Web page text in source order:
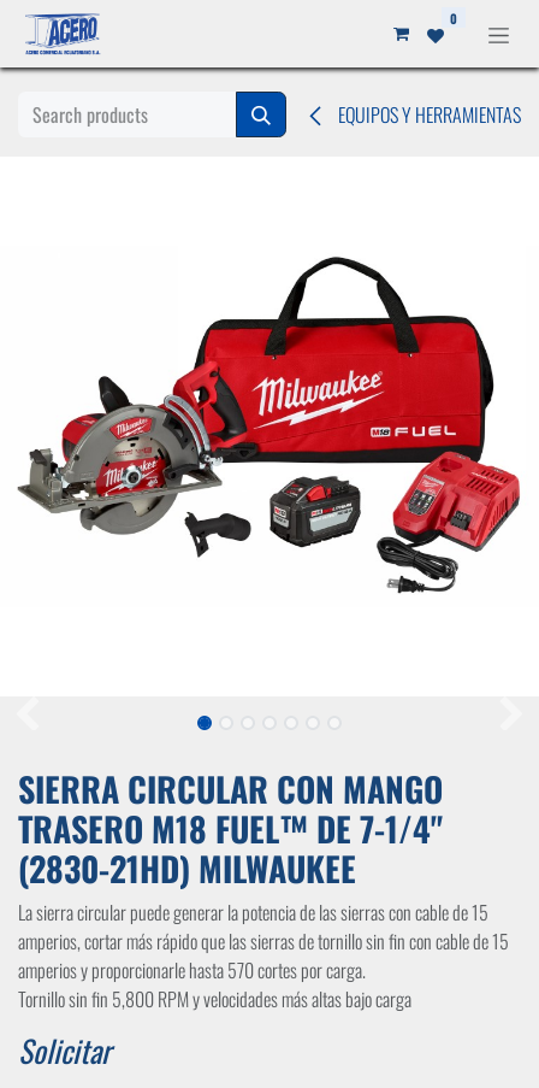
Ir al contenido 0
EQUIPOS Y HERRAMIENTAS
SIERRA CIRCULAR CON MANGO
TRASERO M18 FUEL™ DE 7-1/4"
(2830-21HD) MILWAUKEE
La sierra circular puede generar la potencia de las sierras con cable de 15
amperios, cortar más rápido que las sierras de tornillo sin fin con cable de 15
amperios y proporcionarle hasta 570 cortes por carga.
Tornillo sin fin 5,800 RPM y velocidades más altas bajo carga
Solicitar